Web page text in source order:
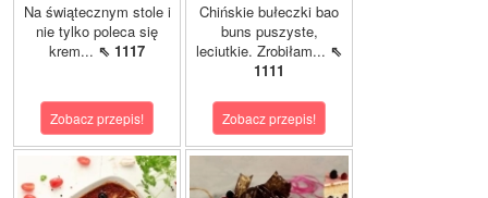
Na świątecznym stole i
nie tylko poleca się
krem... ⇖ 1117
Zobacz przepis!
Chińskie bułeczki bao
buns puszyste,
leciutkie. Zrobiłam... ⇖
1111
Zobacz przepis!